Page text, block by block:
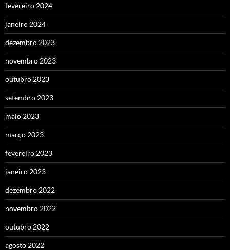
fevereiro 2024
janeiro 2024
dezembro 2023
novembro 2023
outubro 2023
setembro 2023
maio 2023
março 2023
fevereiro 2023
janeiro 2023
dezembro 2022
novembro 2022
outubro 2022
agosto 2022